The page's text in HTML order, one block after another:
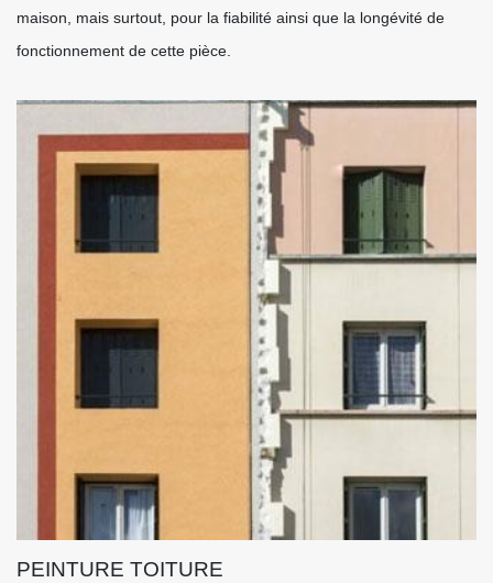
maison, mais surtout, pour la fiabilité ainsi que la longévité de
fonctionnement de cette pièce.
PEINTURE TOITURE